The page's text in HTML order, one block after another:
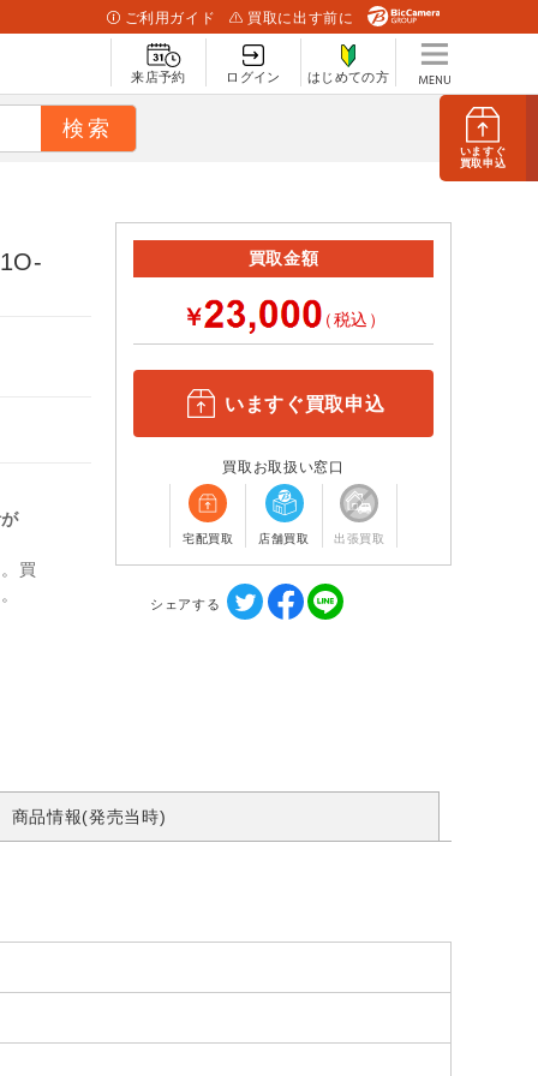
いますぐ
買取申込
ご利用ガイド 買取に出す前に
来店予約 ログイン はじめての方
買
買取金額
￥ （税込）
いますぐ買取申込
買取お取扱い窓口
宅配買取 店舗買取 出張買取
シェアする
商品情報(発売当時)